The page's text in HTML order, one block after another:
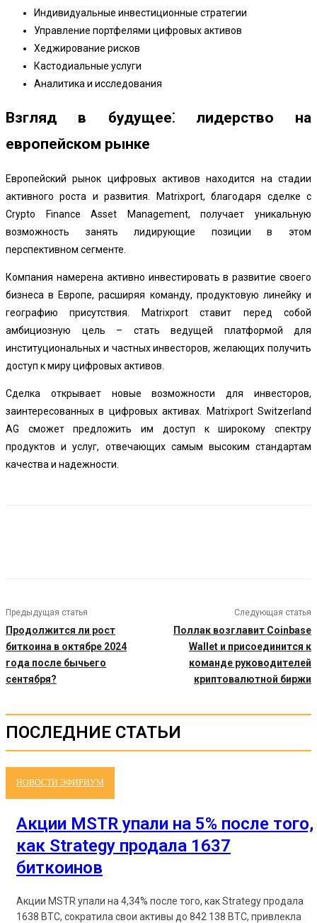
Индивидуальные инвестиционные стратегии
Управление портфелями цифровых активов
Хеджирование рисков
Кастодиальные услуги
Аналитика и исследования
Взгляд в будущее⁚ лидерство на
европейском рынке
Европейский рынок цифровых активов находится на стадии
активного роста и развития. Matrixport, благодаря сделке с
Crypto Finance Asset Management, получает уникальную
возможность занять лидирующие позиции в этом
перспективном сегменте.
Компания намерена активно инвестировать в развитие своего
бизнеса в Европе, расширяя команду, продуктовую линейку и
географию присутствия. Matrixport ставит перед собой
амбициозную цель – стать ведущей платформой для
институциональных и частных инвесторов, желающих получить
доступ к миру цифровых активов.
Сделка открывает новые возможности для инвесторов,
заинтересованных в цифровых активах. Matrixport Switzerland
AG сможет предложить им доступ к широкому спектру
продуктов и услуг, отвечающих самым высоким стандартам
качества и надежности.
Предыдущая статья
Продолжится ли рост
биткоина в октябре 2024
года после бычьего
сентября?
Следующая статья
Поллак возглавит Coinbase
Wallet и присоединится к
команде руководителей
криптовалютной биржи
ПОСЛЕДНИЕ СТАТЬИ
НОВОСТИ ЭФИРИУМ
Акции MSTR упали на 5% после того,
как Strategy продала 1637
биткоинов
Акции MSTR упали на 4,34% после того, как Strategy продала
1638 BTC, сократила свои активы до 842 138 BTC, привлекла